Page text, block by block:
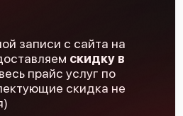
записи с сайта на
скидку в
прайс услуг по
скидка не